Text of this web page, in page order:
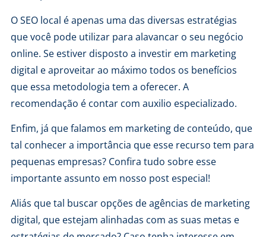
O SEO local é apenas uma das diversas estratégias
que você pode utilizar para alavancar o seu negócio
online. Se estiver disposto a investir em marketing
digital e aproveitar ao máximo todos os benefícios
que essa metodologia tem a oferecer. A
recomendação é contar com auxilio especializado.
Enfim, já que falamos em marketing de conteúdo, que
tal conhecer a importância que esse recurso tem para
pequenas empresas? Confira tudo sobre esse
importante assunto em nosso post especial!
Aliás que tal buscar opções de agências de marketing
digital, que estejam alinhadas com as suas metas e